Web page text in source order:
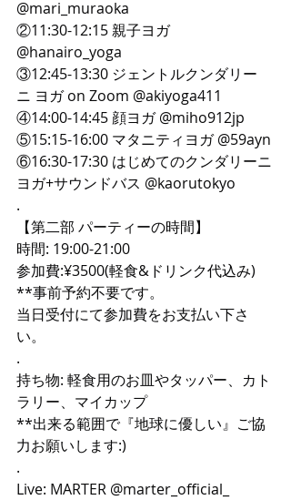
@mari_muraoka
②11:30-12:15 親子ヨガ
@hanairo_yoga
③12:45-13:30 ジェントルクンダリー
ニ ヨガ on Zoom @akiyoga411
④14:00-14:45 顔ヨガ @miho912jp
⑤15:15-16:00 マタニティヨガ @59ayn
⑥16:30-17:30 はじめてのクンダリーニ
ヨガ+サウンドバス @kaorutokyo
.
【第二部 パーティーの時間】
時間: 19:00-21:00
参加費:¥3500(軽食&ドリンク代込み)
**事前予約不要です。
当日受付にて参加費をお支払い下さ
い。
.
持ち物: 軽食用のお皿やタッパー、カト
ラリー、マイカップ
**出来る範囲で『地球に優しい』ご協
力お願いします:)
.
Live: MARTER @marter_official_